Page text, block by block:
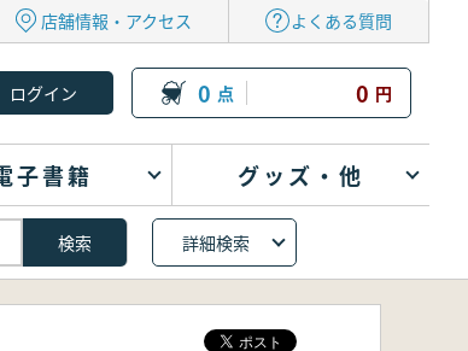
店舗情報・アクセス よくある質問
0 点 0 円
子書籍 グッズ・他
詳細検索